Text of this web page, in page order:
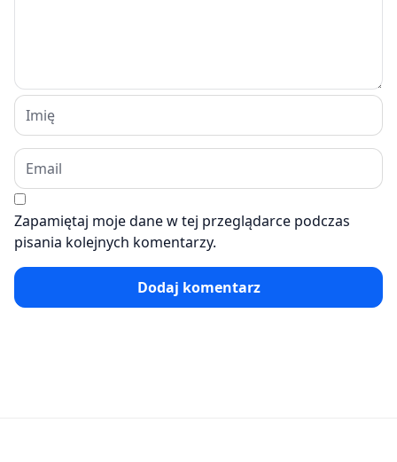
Zapamiętaj moje dane w tej przeglądarce podczas
pisania kolejnych komentarzy.
Dodaj komentarz